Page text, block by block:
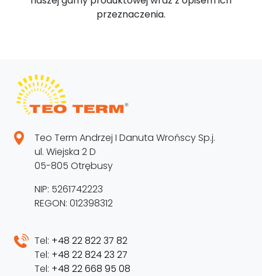
przeznaczenia.
Teo Term Andrzej I Danuta Wrońscy Sp.j.
ul. Wiejska 2 D
05-805 Otrębusy
NIP: 5261742223
REGON: 012398312
Tel: +48 22 822 37 82
Tel: +48 22 824 23 27
Tel: +48 22 668 95 08